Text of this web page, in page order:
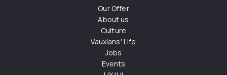
Our Offer
About us
Culture
Vauxians' Life
Jobs
Events